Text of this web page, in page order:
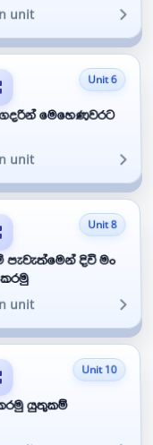
unit
Unit 6
මෙහෙණවරට
unit
Unit 8
පැවැත්මෙන් දිවි මං
unit
Unit 10
යුතුකම්